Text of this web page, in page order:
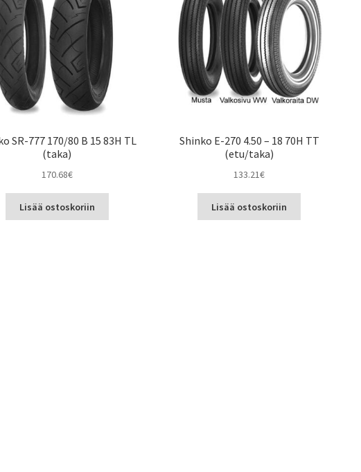
SR-777 170/80 B 15 83H TL
(taka)
170.68€
Lisää ostoskoriin
Shinko E-270 4.50 – 18 70H TT
(etu/taka)
133.21€
Lisää ostoskoriin